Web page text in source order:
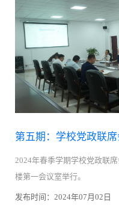
第五期：学校党政联
2024年春季学期学校党政联
楼第一会议室举行。
发布时间：2024年07月02日